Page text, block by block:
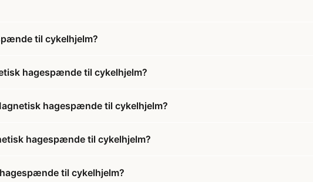
til cykelhjelm?
hagespænde til cykelhjelm?
hagespænde til cykelhjelm?
hagespænde til cykelhjelm?
til cykelhjelm?